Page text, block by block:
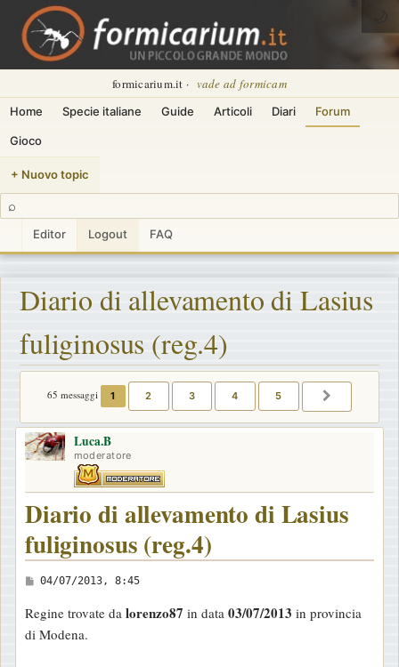
formicarium.it · vade ad formicam
Home Specie italiane Guide Articoli Diari Forum
Gioco
+ Nuovo topic
⌕
Editor Logout FAQ
🌙
Diario di allevamento di Lasius
fuliginosus (reg.4)
65 messaggi 1 2 3 4 5
Luca.B
moderatore
Diario di allevamento di Lasius
fuliginosus (reg.4)
M
s
s
04/07/2013, 8:45
Regine trovate da lorenzo87 in data 03/07/2013 in provincia
di Modena.